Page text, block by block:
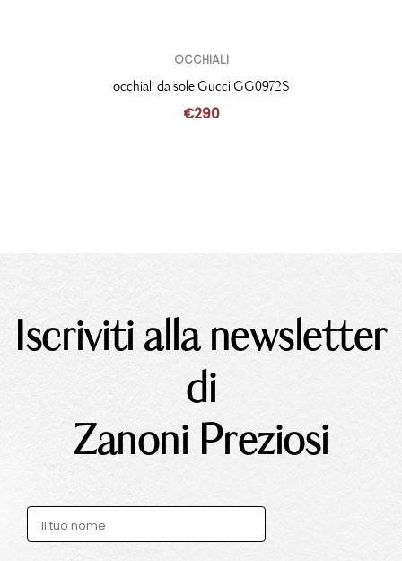
OCCHIALI
occhiali da sole Gucci GG0972S
€290
Iscriviti alla newsletter
di
Zanoni Preziosi